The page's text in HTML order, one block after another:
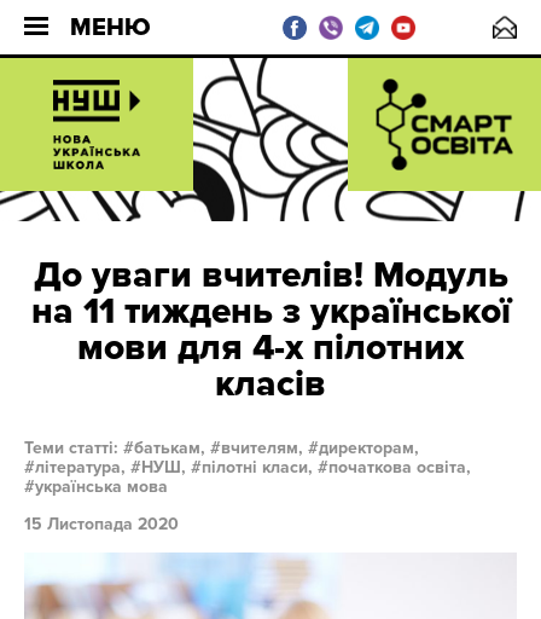
МЕНЮ
До уваги вчителів! Модуль
на 11 тиждень з української
мови для 4-х пілотних
класів
Теми статті: батькам, вчителям,
директорам,
література,
НУШ, пілотні класи,
початкова освіта,
українська мова
15 Листопада 2020